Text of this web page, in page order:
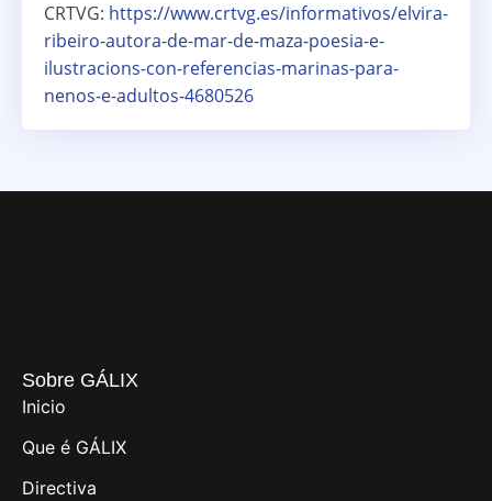
CRTVG: https://www.crtvg.es/informativos/elvira-
ribeiro-autora-de-mar-de-maza-poesia-e-
ilustracions-con-referencias-marinas-para-
nenos-e-adultos-4680526
Sobre GÁLIX
Inicio
Que é GÁLIX
Directiva